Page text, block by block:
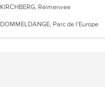
KIRCHBERG, Réimerwee
DOMMELDANGE, Parc de l'Europe